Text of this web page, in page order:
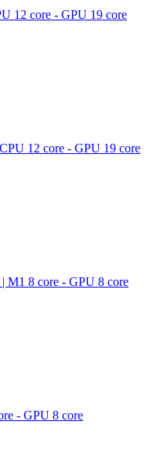
12 core - GPU 19 core
12 core - GPU 19 core
M1 8 core - GPU 8 core
- GPU 8 core